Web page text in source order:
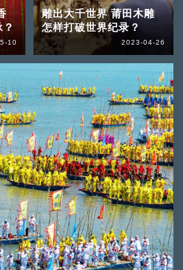
？
10
雕出大千世界 莆田木雕
怎样打破世界纪录？
2023-04-26